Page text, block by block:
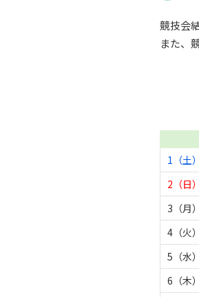
競技会
また、
1（土）
2（日）
3（月）
4（火）
5（水）
6（木）